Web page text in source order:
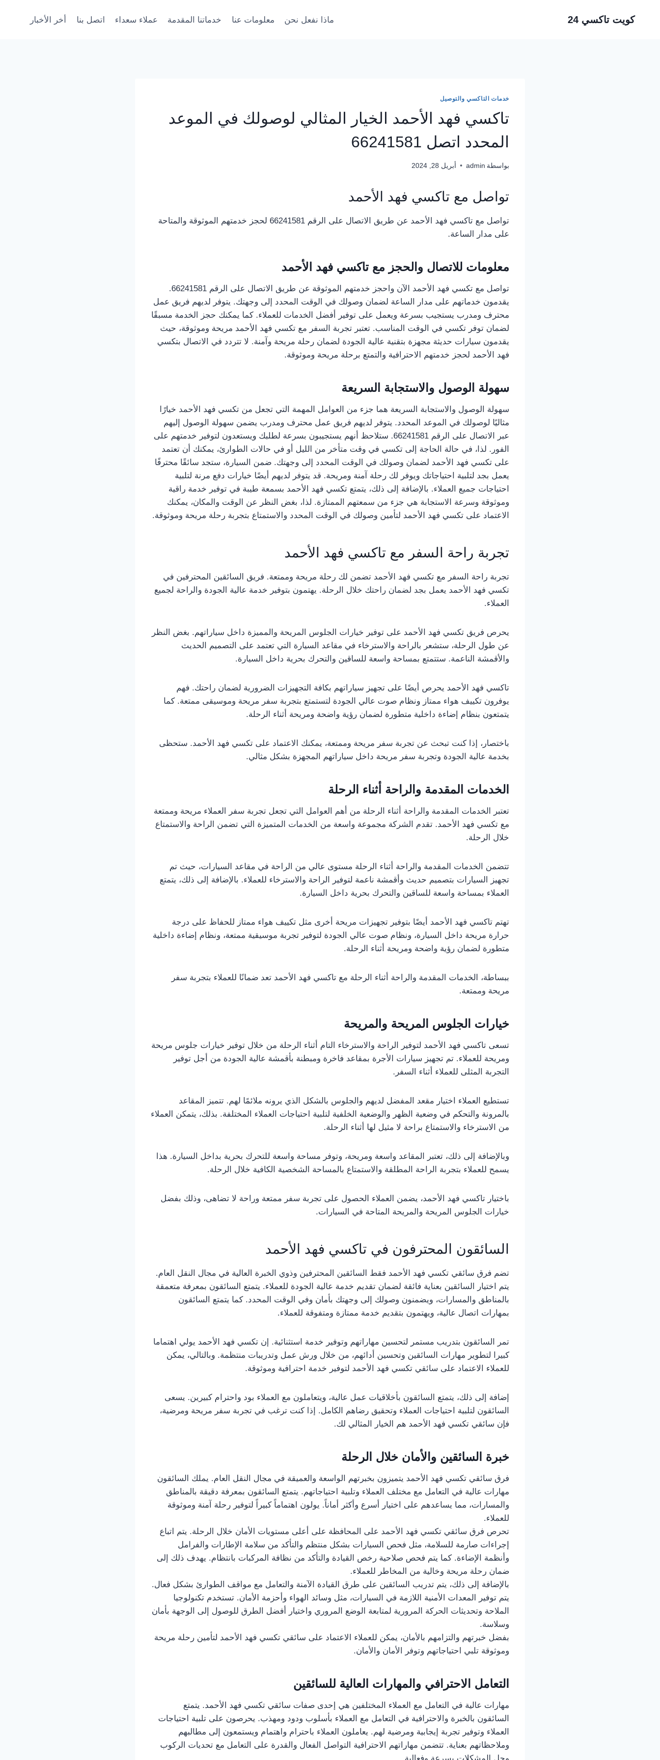
كويت تاكسي 24 ماذا نفعل نحن معلومات عنا خدماتنا المقدمة عملاء سعداء اتصل بنا أخر الأخبار
خدمات التاكسي والتوصيل
تاكسي فهد الأحمد الخيار المثالي لوصولك في الموعد
المحدد اتصل 66241581
بواسطة admin أبريل 28, 2024
تواصل مع تاكسي فهد الأحمد
تواصل مع تاكسي فهد الأحمد عن طريق الاتصال على الرقم 66241581 لحجز خدمتهم الموثوقة والمتاحة
على مدار الساعة.
معلومات للاتصال والحجز مع تاكسي فهد الأحمد
تواصل مع تكسي فهد الأحمد الآن واحجز خدمتهم الموثوقة عن طريق الاتصال على الرقم 66241581.
يقدمون خدماتهم على مدار الساعة لضمان وصولك في الوقت المحدد إلى وجهتك. يتوفر لديهم فريق عمل
محترف ومدرب يستجيب بسرعة ويعمل على توفير أفضل الخدمات للعملاء. كما يمكنك حجز الخدمة مسبقًا
لضمان توفر تكسي في الوقت المناسب. تعتبر تجربة السفر مع تكسي فهد الأحمد مريحة وموثوقة، حيث
يقدمون سيارات حديثة مجهزة بتقنية عالية الجودة لضمان رحلة مريحة وآمنة. لا تتردد في الاتصال بتكسي
فهد الأحمد لحجز خدمتهم الاحترافية والتمتع برحلة مريحة وموثوقة.
سهولة الوصول والاستجابة السريعة
سهولة الوصول والاستجابة السريعة هما جزء من العوامل المهمة التي تجعل من تكسي فهد الأحمد خيارًا
مثاليًا لوصولك في الموعد المحدد. يتوفر لديهم فريق عمل محترف ومدرب يضمن سهولة الوصول إليهم
عبر الاتصال على الرقم 66241581. ستلاحظ أنهم يستجيبون بسرعة لطلبك ويستعدون لتوفير خدمتهم على
الفور. لذا، في حالة الحاجة إلى تكسي في وقت متأخر من الليل أو في حالات الطوارئ، يمكنك أن تعتمد
على تكسي فهد الأحمد لضمان وصولك في الوقت المحدد إلى وجهتك. ضمن السيارة، ستجد سائقًا محترفًا
يعمل بجد لتلبية احتياجاتك ويوفر لك رحلة آمنة ومريحة. قد يتوفر لديهم أيضًا خيارات دفع مرنة لتلبية
احتياجات جميع العملاء. بالإضافة إلى ذلك، يتمتع تكسي فهد الأحمد بسمعة طيبة في توفير خدمة راقية
وموثوقة وسرعة الاستجابة هي جزء من سمعتهم الممتازة. لذا، بغض النظر عن الوقت والمكان، يمكنك
الاعتماد على تكسي فهد الأحمد لتأمين وصولك في الوقت المحدد والاستمتاع بتجربة رحلة مريحة وموثوقة.
تجربة راحة السفر مع تاكسي فهد الأحمد
تجربة راحة السفر مع تكسي فهد الأحمد تضمن لك رحلة مريحة وممتعة. فريق السائقين المحترفين في
تكسي فهد الأحمد يعمل بجد لضمان راحتك خلال الرحلة. يهتمون بتوفير خدمة عالية الجودة والراحة لجميع
العملاء.
يحرص فريق تكسي فهد الأحمد على توفير خيارات الجلوس المريحة والمميزة داخل سياراتهم. بغض النظر
عن طول الرحلة، ستشعر بالراحة والاسترخاء في مقاعد السيارة التي تعتمد على التصميم الحديث
والأقمشة الناعمة. ستتمتع بمساحة واسعة للساقين والتحرك بحرية داخل السيارة.
تاكسي فهد الأحمد يحرص أيضًا على تجهيز سياراتهم بكافة التجهيزات الضرورية لضمان راحتك. فهم
يوفرون تكييف هواء ممتاز ونظام صوت عالي الجودة لتستمتع بتجربة سفر مريحة وموسيقى ممتعة. كما
يتمتعون بنظام إضاءة داخلية متطورة لضمان رؤية واضحة ومريحة أثناء الرحلة.
باختصار، إذا كنت تبحث عن تجربة سفر مريحة وممتعة، يمكنك الاعتماد على تكسي فهد الأحمد. ستحظى
بخدمة عالية الجودة وتجربة سفر مريحة داخل سياراتهم المجهزة بشكل مثالي.
الخدمات المقدمة والراحة أثناء الرحلة
تعتبر الخدمات المقدمة والراحة أثناء الرحلة من أهم العوامل التي تجعل تجربة سفر العملاء مريحة وممتعة
مع تكسي فهد الأحمد. تقدم الشركة مجموعة واسعة من الخدمات المتميزة التي تضمن الراحة والاستمتاع
خلال الرحلة.
تتضمن الخدمات المقدمة والراحة أثناء الرحلة مستوى عالي من الراحة في مقاعد السيارات، حيث تم
تجهيز السيارات بتصميم حديث وأقمشة ناعمة لتوفير الراحة والاسترخاء للعملاء. بالإضافة إلى ذلك، يتمتع
العملاء بمساحة واسعة للساقين والتحرك بحرية داخل السيارة.
تهتم تاكسي فهد الأحمد أيضًا بتوفير تجهيزات مريحة أخرى مثل تكييف هواء ممتاز للحفاظ على درجة
حرارة مريحة داخل السيارة، ونظام صوت عالي الجودة لتوفير تجربة موسيقية ممتعة، ونظام إضاءة داخلية
متطورة لضمان رؤية واضحة ومريحة أثناء الرحلة.
ببساطة، الخدمات المقدمة والراحة أثناء الرحلة مع تاكسي فهد الأحمد تعد ضمانًا للعملاء بتجربة سفر
مريحة وممتعة.
خيارات الجلوس المريحة والمريحة
تسعى تاكسي فهد الأحمد لتوفير الراحة والاسترخاء التام أثناء الرحلة من خلال توفير خيارات جلوس مريحة
ومريحة للعملاء. تم تجهيز سيارات الأجرة بمقاعد فاخرة ومبطنة بأقمشة عالية الجودة من أجل توفير
التجربة المثلى للعملاء أثناء السفر.
تستطيع العملاء اختيار مقعد المفضل لديهم والجلوس بالشكل الذي يرونه ملائمًا لهم. تتميز المقاعد
بالمرونة والتحكم في وضعية الظهر والوضعية الخلفية لتلبية احتياجات العملاء المختلفة. بذلك، يتمكن العملاء
من الاسترخاء والاستمتاع براحة لا مثيل لها أثناء الرحلة.
وبالإضافة إلى ذلك، تعتبر المقاعد واسعة ومريحة، وتوفر مساحة واسعة للتحرك بحرية بداخل السيارة. هذا
يسمح للعملاء بتجربة الراحة المطلقة والاستمتاع بالمساحة الشخصية الكافية خلال الرحلة.
باختيار تاكسي فهد الأحمد، يضمن العملاء الحصول على تجربة سفر ممتعة وراحة لا تضاهى، وذلك بفضل
خيارات الجلوس المريحة والمريحة المتاحة في السيارات.
السائقون المحترفون في تاكسي فهد الأحمد
تضم فرق سائقي تكسي فهد الأحمد فقط السائقين المحترفين وذوي الخبرة العالية في مجال النقل العام.
يتم اختيار السائقين بعناية فائقة لضمان تقديم خدمة عالية الجودة للعملاء. يتمتع السائقون بمعرفة متعمقة
بالمناطق والمسارات، ويضمنون وصولك إلى وجهتك بأمان وفي الوقت المحدد. كما يتمتع السائقون
بمهارات اتصال عالية، ويهتمون بتقديم خدمة ممتازة ومتفوقة للعملاء.
تمر السائقون بتدريب مستمر لتحسين مهاراتهم وتوفير خدمة استثنائية. إن تكسي فهد الأحمد يولي اهتماما
كبيرا لتطوير مهارات السائقين وتحسين أدائهم، من خلال ورش عمل وتدريبات منتظمة. وبالتالي، يمكن
للعملاء الاعتماد على سائقي تكسي فهد الأحمد لتوفير خدمة احترافية وموثوقة.
إضافة إلى ذلك، يتمتع السائقون بأخلاقيات عمل عالية، ويتعاملون مع العملاء بود واحترام كبيرين. يسعى
السائقون لتلبية احتياجات العملاء وتحقيق رضاهم الكامل. إذا كنت ترغب في تجربة سفر مريحة ومرضية،
فإن سائقي تكسي فهد الأحمد هم الخيار المثالي لك.
خبرة السائقين والأمان خلال الرحلة
فرق سائقي تكسي فهد الأحمد يتميزون بخبرتهم الواسعة والعميقة في مجال النقل العام. يملك السائقون
مهارات عالية في التعامل مع مختلف العملاء وتلبية احتياجاتهم. يتمتع السائقون بمعرفة دقيقة بالمناطق
والمسارات، مما يساعدهم على اختيار أسرع وأكثر أماناً. يولون اهتماماً كبيراً لتوفير رحلة آمنة وموثوقة
للعملاء.
تحرص فرق سائقي تكسي فهد الأحمد على المحافظة على أعلى مستويات الأمان خلال الرحلة. يتم اتباع
إجراءات صارمة للسلامة، مثل فحص السيارات بشكل منتظم والتأكد من سلامة الإطارات والفرامل
وأنظمة الإضاءة. كما يتم فحص صلاحية رخص القيادة والتأكد من نظافة المركبات بانتظام. يهدف ذلك إلى
ضمان رحلة مريحة وخالية من المخاطر للعملاء.
بالإضافة إلى ذلك، يتم تدريب السائقين على طرق القيادة الآمنة والتعامل مع مواقف الطوارئ بشكل فعال.
يتم توفير المعدات الأمنية اللازمة في السيارات، مثل وسائد الهواء وأحزمة الأمان. تستخدم تكنولوجيا
الملاحة وتحديثات الحركة المرورية لمتابعة الوضع المروري واختيار أفضل الطرق للوصول إلى الوجهة بأمان
وسلاسة.
بفضل خبرتهم والتزامهم بالأمان، يمكن للعملاء الاعتماد على سائقي تكسي فهد الأحمد لتأمين رحلة مريحة
وموثوقة تلبي احتياجاتهم وتوفر الأمان والأمان.
التعامل الاحترافي والمهارات العالية للسائقين
مهارات عالية في التعامل مع العملاء المختلفين هي إحدى صفات سائقي تكسي فهد الأحمد. يتمتع
السائقون بالخبرة والاحترافية في التعامل مع العملاء بأسلوب ودود ومهذب. يحرصون على تلبية احتياجات
العملاء وتوفير تجربة إيجابية ومرضية لهم. يعاملون العملاء باحترام واهتمام ويستمعون إلى مطالبهم
وملاحظاتهم بعناية. تتضمن مهاراتهم الاحترافية التواصل الفعال والقدرة على التعامل مع تحديات الركوب
وحل المشكلات بسرعة وفعالية.